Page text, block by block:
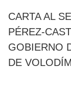
CARTA AL
PÉREZ-
GOBIERNO
DE